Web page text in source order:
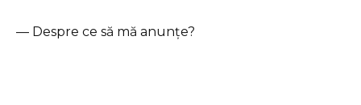
— Despre ce să mă anunțe?